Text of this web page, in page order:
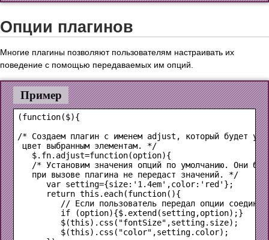
Опции плагинов
Многие плагины позволяют пользователям настраивать их
поведение с помощью передаваемых им опций.
Пример
(function($){
/* Создаем плагин с именем adjust, который будет
цвет выбранным элементам. */
   $.fn.adjust=function(option){
/* Установим значения опций по умолчанию. Они
   при вызове плагина не передаст значений. */
      var setting={size:'1.4em',color:'red'};
      return this.each(function(){
// Если пользователь передал опции
         if (option){$.extend(setting,option);}
         $(this).css("fontSize",setting.size);
         $(this).css("color",setting.color);